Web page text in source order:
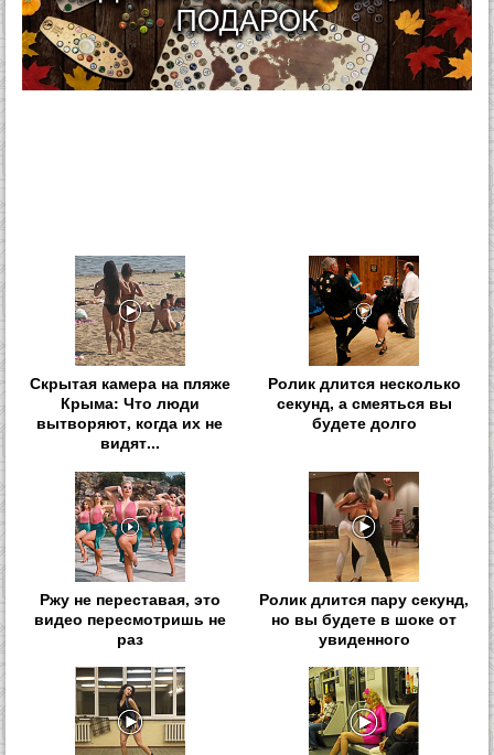
Скрытая камера на пляже
Крыма: Что люди
вытворяют, когда их не
видят...
Ролик длится несколько
секунд, а смеяться вы
будете долго
Ржу не переставая, это
видео пересмотришь не
раз
Ролик длится пару секунд,
но вы будете в шоке от
увиденного